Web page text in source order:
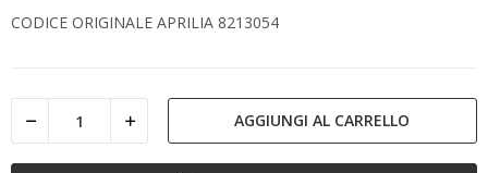
CODICE ORIGINALE APRILIA 8213054
AGGIUNGI AL CARRELLO